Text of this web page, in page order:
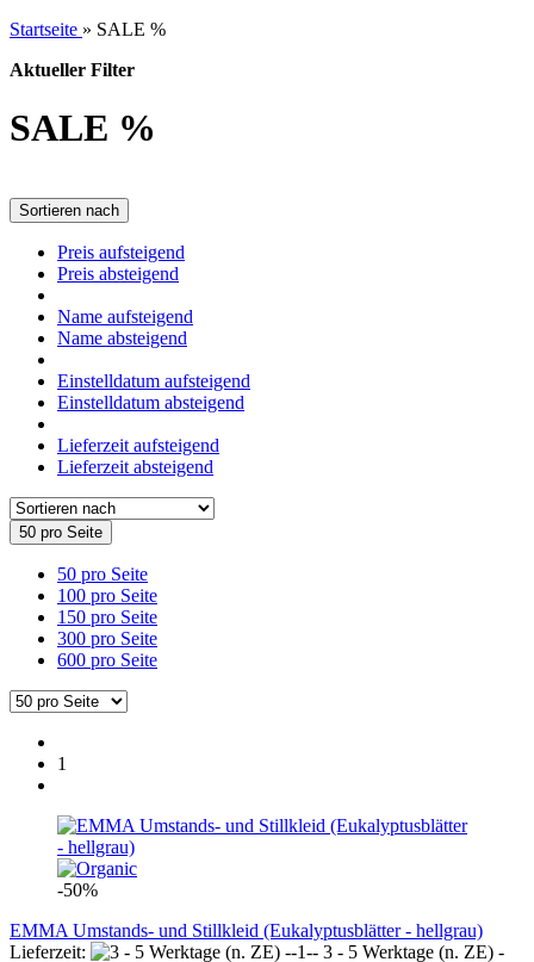
Startseite » SALE %
Aktueller Filter
SALE %
Sortieren nach
Preis aufsteigend
Preis absteigend
Name aufsteigend
Name absteigend
Einstelldatum aufsteigend
Einstelldatum absteigend
Lieferzeit aufsteigend
Lieferzeit absteigend
50 pro Seite
50 pro Seite
100 pro Seite
150 pro Seite
300 pro Seite
600 pro Seite
1
-50%
EMMA Umstands- und Stillkleid (Eukalyptusblätter - hellgrau)
Lieferzeit:
3 - 5 Werktage (n. ZE) -